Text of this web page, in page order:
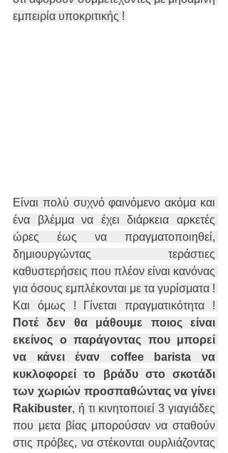
εμπειρία υποκριτικής !
Είναι πολύ συχνό φαινόμενο ακόμα και
ένα βλέμμα να έχει διάρκεια αρκετές
ώρες έως να πραγματοποιηθεί,
δημιουργώντας τεράστιες
καθυστερήσεις που πλέον είναι κανόνας
για όσους εμπλέκονται με τα γυρίσματα !
Ποτέ δεν θα μάθουμε ποιος είναι
εκείνος ο παράγοντας που μπορεί
να κάνει έναν coffee barista να
κυκλοφορεί το βράδυ στο σκοτάδι
των χωριών προσπαθώντας να γίνει
Rakibuster, ή τι κινητοποιεί 3 γιαγιάδες
που μετα βίας μπορούσαν να σταθούν
στις πρόβες, να στέκονται ουρλιάζοντας